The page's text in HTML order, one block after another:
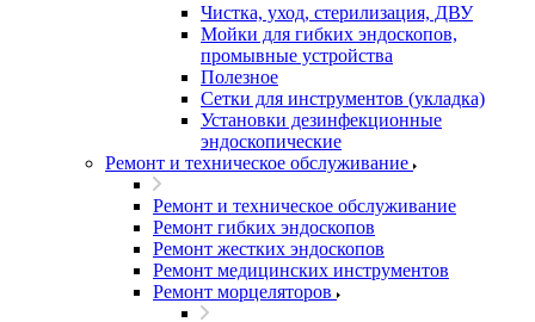
Чистка, уход, стерилизация, ДВУ
Мойки для гибких эндоскопов,
промывные устройства
Полезное
Сетки для инструментов (укладка)
Установки дезинфекционные
эндоскопические
Ремонт и техническое обслуживание
Ремонт и техническое обслуживание
Ремонт гибких эндоскопов
Ремонт жестких эндоскопов
Ремонт медицинских инструментов
Ремонт морцеляторов